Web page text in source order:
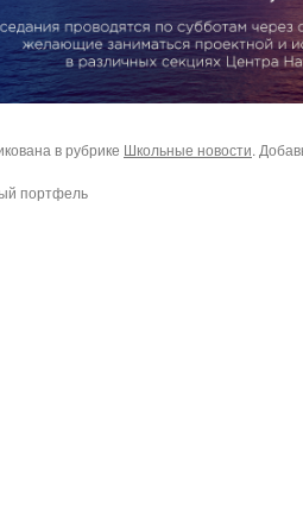
в рубрике Школьные новости.
портфель